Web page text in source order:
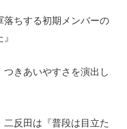
落ちする初期メンバーの
きあいやすさを演出し
二反田は『普段は目立た